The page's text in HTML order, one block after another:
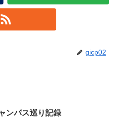
gicp02
ンパス巡り記録